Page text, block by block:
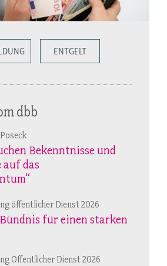
ENTGELT
dbb
Bekenntnisse und
das
öffentlicher Dienst 2026
für einen starken
Öffentlicher Dienst 2026